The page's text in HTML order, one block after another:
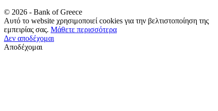
© 2026 - Bank of Greece
Αυτό το website χρησιμοποιεί cookies για την βελτιστοποίηση της
εμπειρίας σας. Μάθετε περισσότερα
Δεν αποδέχομαι
Αποδέχομαι